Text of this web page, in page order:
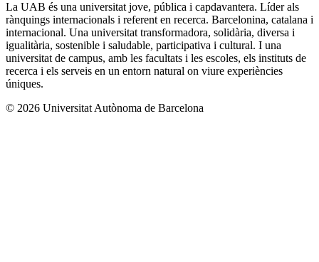
La UAB és una universitat jove, pública i capdavantera. Líder als
rànquings internacionals i referent en recerca. Barcelonina, catalana i
internacional. Una universitat transformadora, solidària, diversa i
igualitària, sostenible i saludable, participativa i cultural. I una
universitat de campus, amb les facultats i les escoles, els instituts de
recerca i els serveis en un entorn natural on viure experiències
úniques.
© 2026 Universitat Autònoma de Barcelona